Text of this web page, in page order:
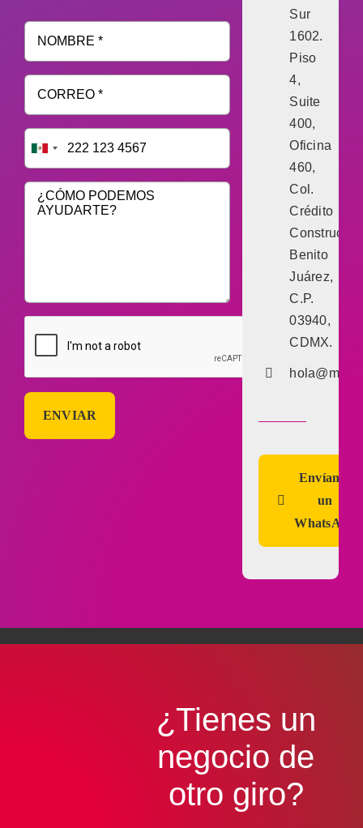
Sur
1602.
Piso
4,
Suite
400,
Oficina
460,
Col.
Crédito
Constructor,
Benito
Juárez,
C.P.
03940,
CDMX.
Envíanos
un
WhatsApp
¿Tienes un
negocio de
otro giro?